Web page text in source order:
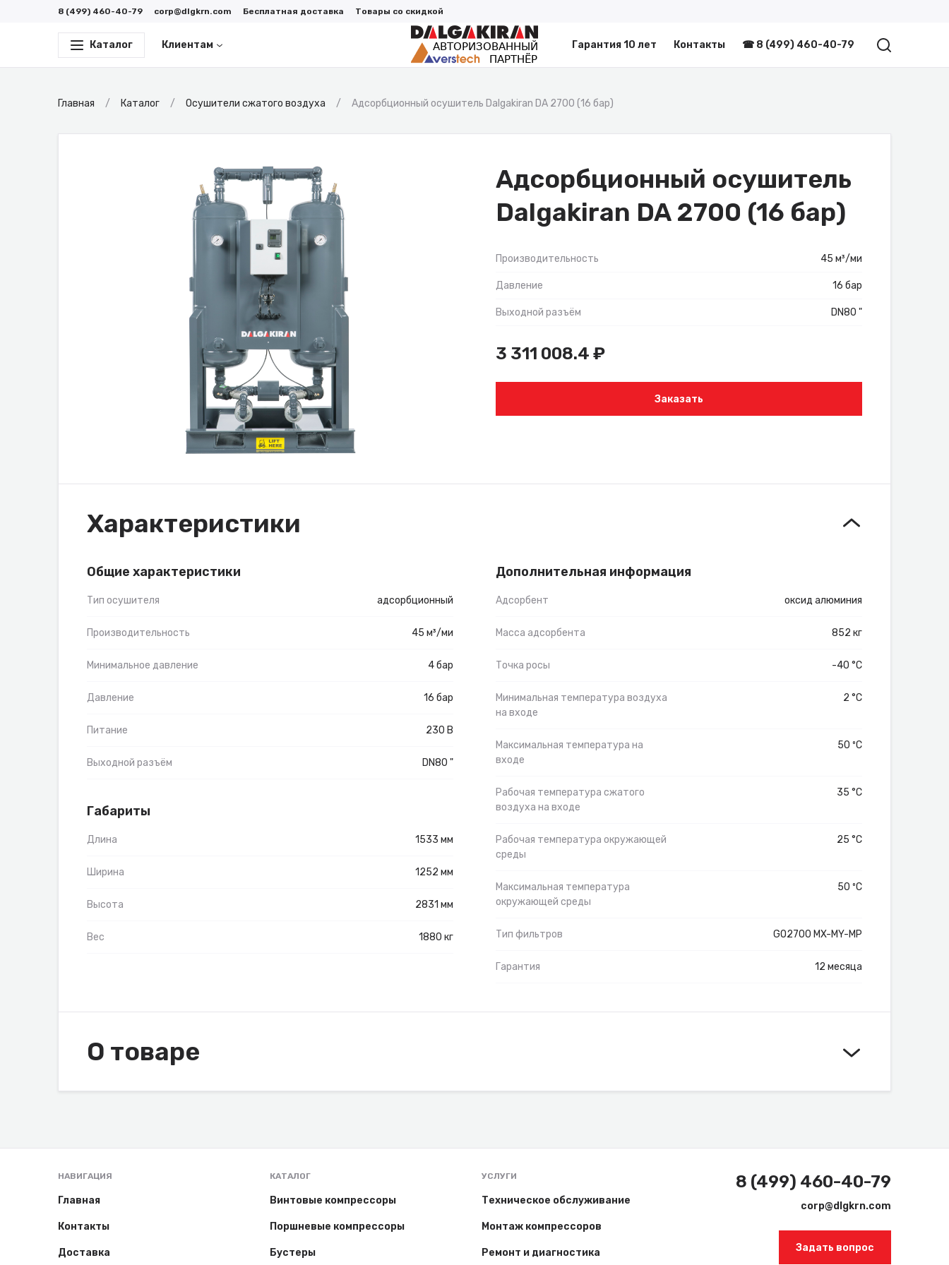
8 (499) 460-40-79 corp@dlgkrn.com Бесплатная доставка Товары со скидкой
Каталог Клиентам Гарантия 10 лет Контакты ☎ 8 (499) 460-40-79
Главная Каталог Осушители сжатого воздуха Адсорбционный осушитель Dalgakiran DA 2700 (16 бар)
Адсорбционный осушитель
Dalgakiran DA 2700 (16 бар)
Производительность 45 м³/ми
Давление 16 бар
Выходной разъём DN80 "
3 311 008.4 ₽
Заказать
Характеристики
Общие характеристики
Тип осушителя адсорбционный
Производительность 45 м³/ми
Минимальное давление 4 бар
Давление 16 бар
Питание 230 В
Выходной разъём DN80 "
Дополнительная информация
Адсорбент оксид алюминия
Масса адсорбента 852 кг
Точка росы -40 °C
Минимальная температура воздуха
на входе
2 °C
Максимальная температура на
входе
50 ºС
Рабочая температура сжатого
воздуха на входе
35 °C
Рабочая температура окружающей
среды
25 °C
Максимальная температура
окружающей среды
50 ºС
Тип фильтров GO2700 MX-MY-MP
Гарантия 12 месяца
Габариты
Длина 1533 мм
Ширина 1252 мм
Высота 2831 мм
Вес 1880 кг
О товаре
НАВИГАЦИЯ
Главная
Контакты
Доставка
КАТАЛОГ
Винтовые компрессоры
Поршневые компрессоры
Бустеры
УСЛУГИ
Техническое обслуживание
Монтаж компрессоров
Ремонт и диагностика
8 (499) 460-40-79
corp@dlgkrn.com
Задать вопрос